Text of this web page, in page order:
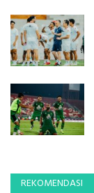
REKOMENDASI